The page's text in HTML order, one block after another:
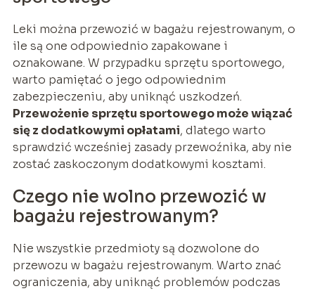
Leki można przewozić w bagażu rejestrowanym, o
ile są one odpowiednio zapakowane i
oznakowane. W przypadku sprzętu sportowego,
warto pamiętać o jego odpowiednim
zabezpieczeniu, aby uniknąć uszkodzeń.
Przewożenie sprzętu sportowego może wiązać
się z dodatkowymi opłatami, dlatego warto
sprawdzić wcześniej zasady przewoźnika, aby nie
zostać zaskoczonym dodatkowymi kosztami.
Czego nie wolno przewozić w
bagażu rejestrowanym?
Nie wszystkie przedmioty są dozwolone do
przewozu w bagażu rejestrowanym. Warto znać
ograniczenia, aby uniknąć problemów podczas